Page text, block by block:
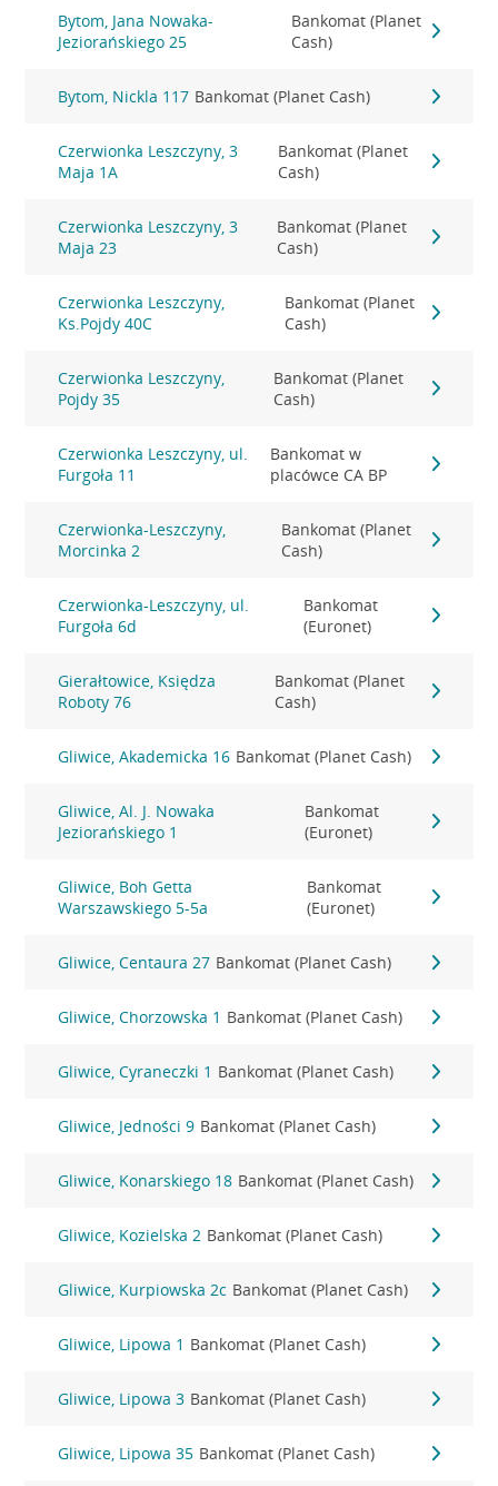
Bytom, Jana Nowaka-
Jeziorańskiego 25
Bankomat (Planet
Cash)
Bytom, Nickla 117 Bankomat (Planet Cash)
Czerwionka Leszczyny, 3
Maja 1A
Bankomat (Planet
Cash)
Czerwionka Leszczyny, 3
Maja 23
Bankomat (Planet
Cash)
Czerwionka Leszczyny,
Ks.Pojdy 40C
Bankomat (Planet
Cash)
Czerwionka Leszczyny,
Pojdy 35
Bankomat (Planet
Cash)
Czerwionka Leszczyny, ul.
Furgoła 11
Bankomat w
placówce CA BP
Czerwionka-Leszczyny,
Morcinka 2
Bankomat (Planet
Cash)
Czerwionka-Leszczyny, ul.
Furgoła 6d
Bankomat
(Euronet)
Gierałtowice, Księdza
Roboty 76
Bankomat (Planet
Cash)
Gliwice, Akademicka 16 Bankomat (Planet Cash)
Gliwice, Al. J. Nowaka
Jeziorańskiego 1
Bankomat
(Euronet)
Gliwice, Boh Getta
Warszawskiego 5-5a
Bankomat
(Euronet)
Gliwice, Centaura 27 Bankomat (Planet Cash)
Gliwice, Chorzowska 1 Bankomat (Planet Cash)
Gliwice, Cyraneczki 1 Bankomat (Planet Cash)
Gliwice, Jedności 9 Bankomat (Planet Cash)
Gliwice, Konarskiego 18 Bankomat (Planet Cash)
Gliwice, Kozielska 2 Bankomat (Planet Cash)
Gliwice, Kurpiowska 2c Bankomat (Planet Cash)
Gliwice, Lipowa 1 Bankomat (Planet Cash)
Gliwice, Lipowa 3 Bankomat (Planet Cash)
Gliwice, Lipowa 35 Bankomat (Planet Cash)